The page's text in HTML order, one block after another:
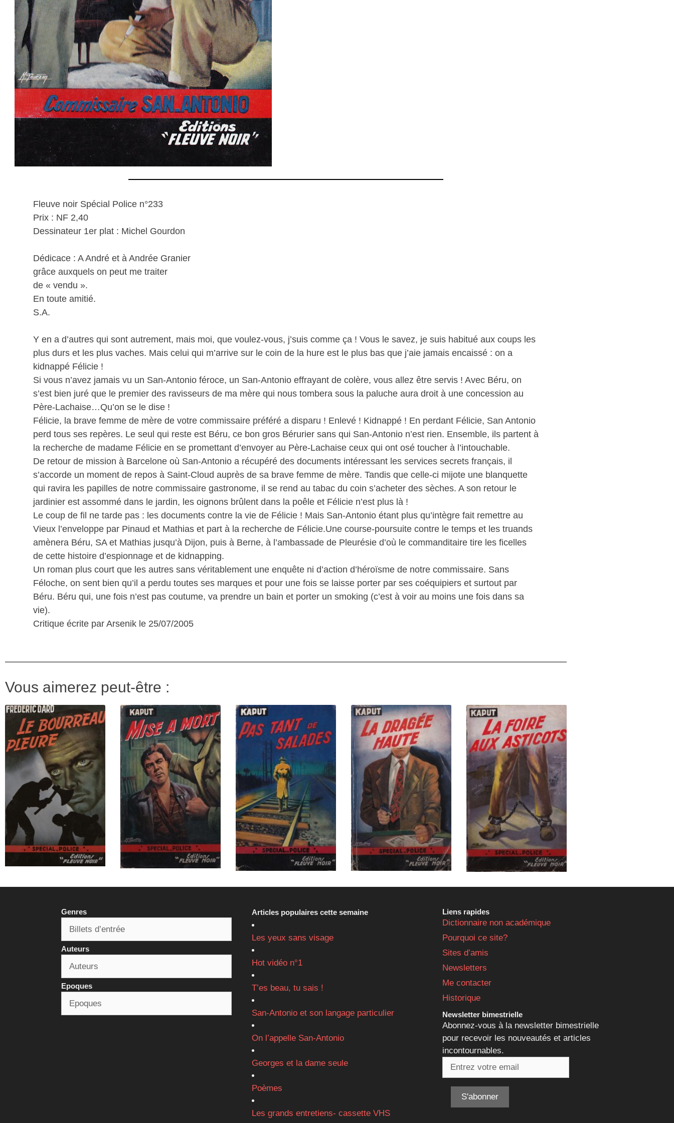
Fleuve noir Spécial Police n°233
Prix : NF 2,40
Dessinateur 1er plat : Michel Gourdon
Dédicace : A André et à Andrée Granier
grâce auxquels on peut me traiter
de « vendu ».
En toute amitié.
S.A.
Y en a d’autres qui sont autrement, mais moi, que voulez-vous, j’suis comme ça ! Vous le savez, je suis habitué aux coups les
plus durs et les plus vaches. Mais celui qui m’arrive sur le coin de la hure est le plus bas que j’aie jamais encaissé : on a
kidnappé Félicie !
Si vous n’avez jamais vu un San-Antonio féroce, un San-Antonio effrayant de colère, vous allez être servis ! Avec Béru, on
s’est bien juré que le premier des ravisseurs de ma mère qui nous tombera sous la paluche aura droit à une concession au
Père-Lachaise…Qu’on se le dise !
Félicie, la brave femme de mère de votre commissaire préféré a disparu ! Enlevé ! Kidnappé ! En perdant Félicie, San Antonio
perd tous ses repères. Le seul qui reste est Béru, ce bon gros Bérurier sans qui San-Antonio n’est rien. Ensemble, ils partent à
la recherche de madame Félicie en se promettant d’envoyer au Père-Lachaise ceux qui ont osé toucher à l’intouchable.
De retour de mission à Barcelone où San-Antonio a récupéré des documents intéressant les services secrets français, il
s’accorde un moment de repos à Saint-Cloud auprès de sa brave femme de mère. Tandis que celle-ci mijote une blanquette
qui ravira les papilles de notre commissaire gastronome, il se rend au tabac du coin s’acheter des sèches. A son retour le
jardinier est assommé dans le jardin, les oignons brûlent dans la poêle et Félicie n’est plus là !
Le coup de fil ne tarde pas : les documents contre la vie de Félicie ! Mais San-Antonio étant plus qu’intègre fait remettre au
Vieux l’enveloppe par Pinaud et Mathias et part à la recherche de Félicie.Une course-poursuite contre le temps et les truands
amènera Béru, SA et Mathias jusqu’à Dijon, puis à Berne, à l’ambassade de Pleurésie d’où le commanditaire tire les ficelles
de cette histoire d’espionnage et de kidnapping.
Un roman plus court que les autres sans véritablement une enquête ni d’action d’héroïsme de notre commissaire. Sans
Féloche, on sent bien qu’il a perdu toutes ses marques et pour une fois se laisse porter par ses coéquipiers et surtout par
Béru. Béru qui, une fois n’est pas coutume, va prendre un bain et porter un smoking (c’est à voir au moins une fois dans sa
vie).
Critique écrite par Arsenik le 25/07/2005
Vous aimerez peut-être :
Genres
Auteurs
Epoques
Articles populaires cette semaine
Les yeux sans visage
Hot vidéo n°1
T’es beau, tu sais !
San-Antonio et son langage particulier
On l’appelle San-Antonio
Georges et la dame seule
Poèmes
Les grands entretiens- cassette VHS
Liens rapides
Dictionnaire non académique
Pourquoi ce site?
Sites d’amis
Newsletters
Me contacter
Historique
Newsletter bimestrielle
Abonnez-vous à la newsletter bimestrielle
pour recevoir les nouveautés et articles
incontournables.